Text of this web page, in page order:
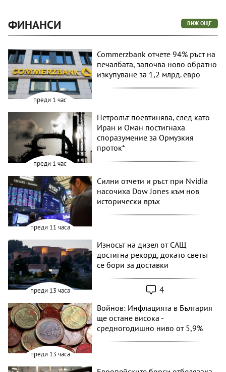
ФИНАНСИ ВИЖ ОЩЕ
преди 1 час
Commerzbank отчете 94% ръст на
печалбата, започва ново обратно
изкупуване за 1,2 млрд. евро
преди 1 час
Петролът поевтинява, след като
Иран и Оман постигнаха
споразумение за Ормузкия
проток*
преди 11 часа
Силни отчети и ръст при Nvidia
насочиха Dow Jones към нов
исторически връх
преди 13 часа
Износът на дизел от САЩ
достигна рекорд, докато светът
се бори за доставки
4
преди 13 часа
Войнов: Инфлацията в България
ще остане висока -
средногодишно ниво от 5,9%